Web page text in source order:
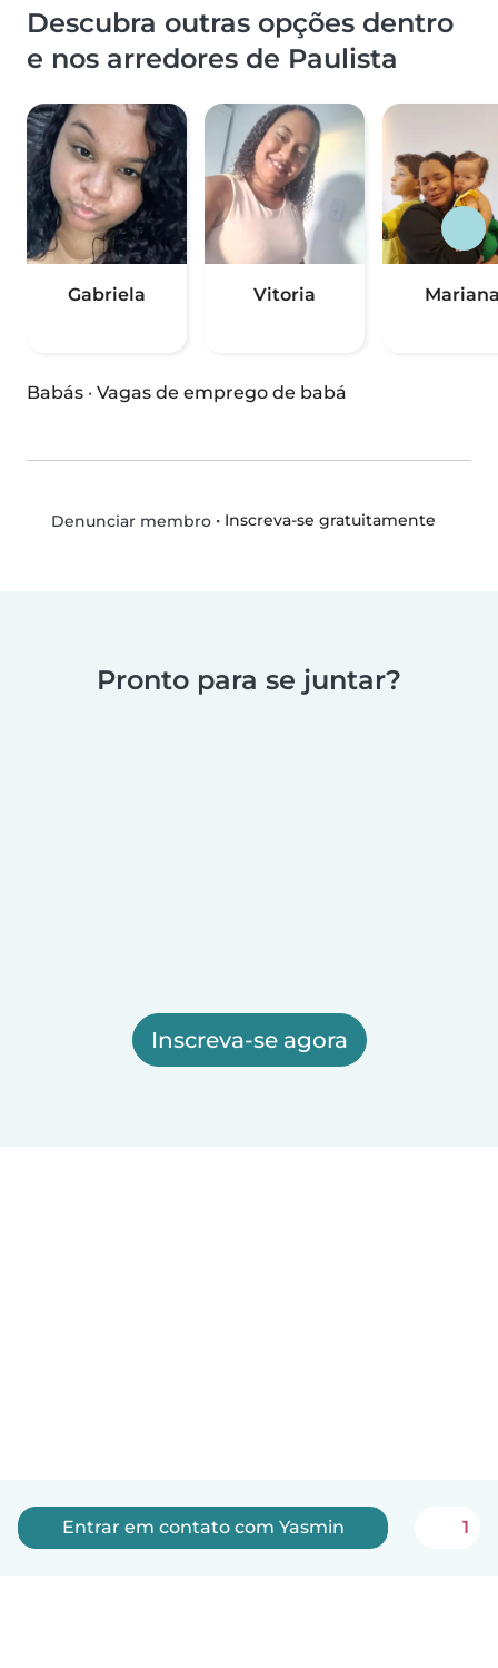
Descubra outras opções dentro
e nos arredores de Paulista
Gabriela Vitoria
Babás · Vagas de emprego de babá
Denunciar membro• Inscreva-se gratuitamente
Pronto para se juntar?
Inscreva-se agora
Entrar em contato com Yasmin 1